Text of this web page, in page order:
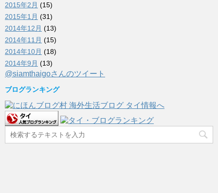
2015年2月 (15)
2015年1月 (31)
2014年12月 (13)
2014年11月 (15)
2014年10月 (18)
2014年9月 (13)
@siamthaigoさんのツイート
ブログランキング